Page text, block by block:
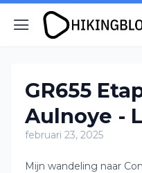
GR655
Aulnoye -
februari 23, 2025
Mijn wandeling naar